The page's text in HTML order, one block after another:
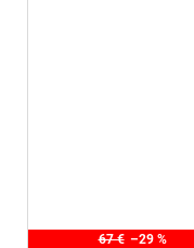
67 € –29 %